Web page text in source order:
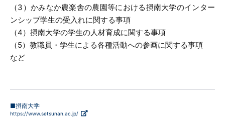
（3）かみなか農楽舎の農園等における摂南大学のインター
ンシップ学生の受入れに関する事項
（4）摂南大学の学生の人材育成に関する事項
（5）教職員・学生による各種活動への参画に関する事項
など
■摂南大学
https://www.setsunan.ac.jp/